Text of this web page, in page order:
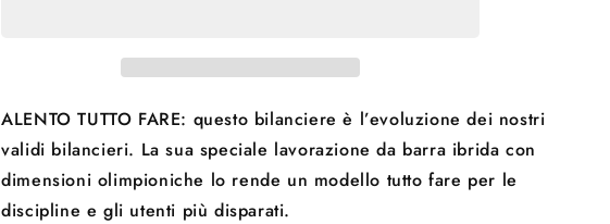
Olympic
Bar,
Uomo,
Lunghezza:
220
Olympic
Uomo,
Lunghezza:
220
ALENTO TUTTO FARE: questo bilanciere è l’evoluzione dei nostri
validi bilancieri. La sua speciale lavorazione da barra ibrida con
dimensioni olimpioniche lo rende un modello tutto fare per le
discipline e gli utenti più disparati.